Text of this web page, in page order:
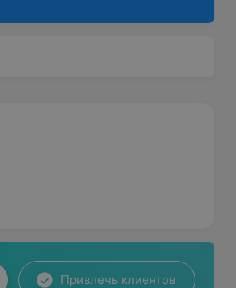
Привлечь клиентов